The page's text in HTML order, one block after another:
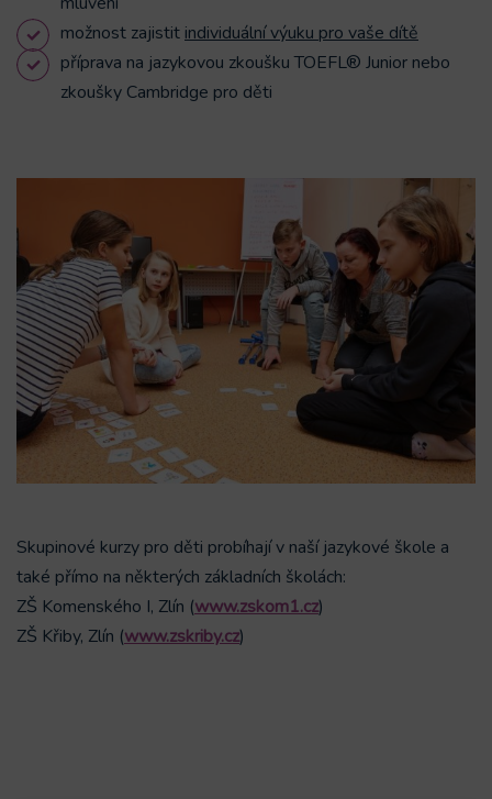
možnost zajistit individuální výuku pro vaše dítě
příprava na jazykovou zkoušku TOEFL® Junior nebo
zkoušky Cambridge pro děti
Skupinové kurzy pro děti probíhají v naší jazykové škole a
také přímo na některých základních školách:
ZŠ Komenského I, Zlín (www.zskom1.cz)
ZŠ Křiby, Zlín (www.zskriby.cz)